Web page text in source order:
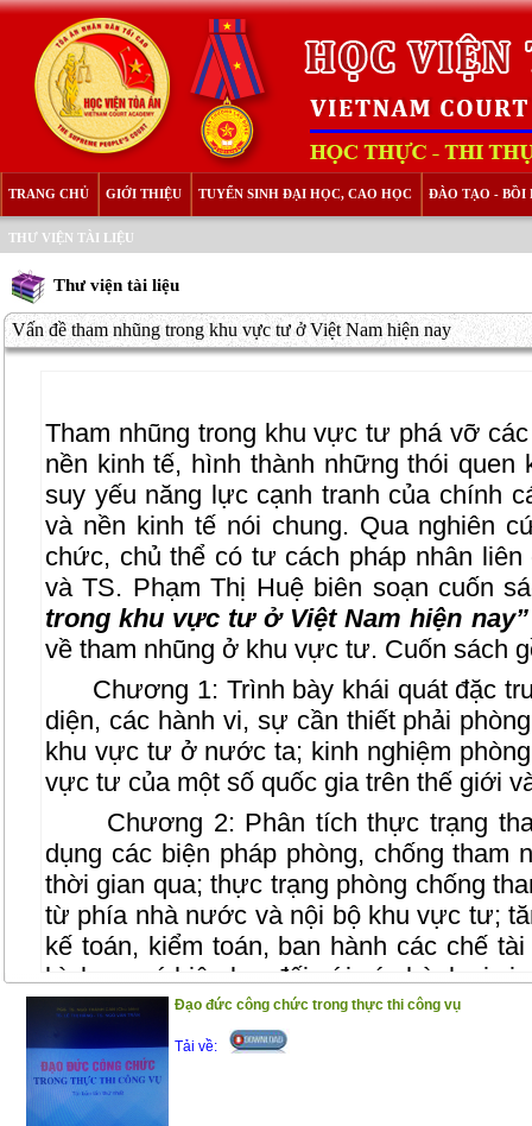
TRANG CHỦ GIỚI THIỆU TUYỂN SINH ĐẠI HỌC, CAO HỌC ĐÀO TẠO - BỒI
THƯ VIỆN TÀI LIỆU
Thư viện tài liệu
Vấn đề tham nhũng trong khu vực tư ở Việt Nam hiện nay
Tham nhũng trong khu vực tư phá vỡ
nền kinh tế, hình thành những thói quen
suy yếu năng lực cạnh tranh của chính
và nền kinh tế nói chung. Qua nghiên
chức, chủ thể có tư cách pháp nhân
và TS. Phạm Thị Huệ biên soạn cuốn
trong khu vực tư ở Việt Nam hiện
về tham nhũng ở khu vực tư. Cuốn sách
Chương 1: Trình bày khái quát đặc
diện, các hành vi, sự cần thiết phải
khu vực tư ở nước ta; kinh nghiệm
vực tư của một số quốc gia trên thế giới
Chương 2: Phân tích thực trạng
dụng các biện pháp phòng, chống tham
thời gian qua; thực trạng phòng chống
từ phía nhà nước và nội bộ khu vực tư;
kế toán, kiểm toán, ban hành các chế
hình sự có hiệu lực đối với các hành vi vi
Chương 3: Tác giả đưa ra dự báo tình
giải pháp để phòng ngừa và đấu tranh có
nhũng góp phần tạo dựng môi trường
tiền đề cho xã hội phát triển bền vững.
Đạo đức công chức trong thực thi công vụ
Tải về: